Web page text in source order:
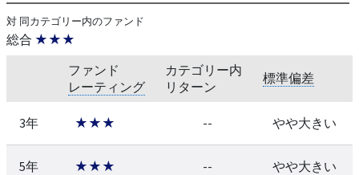
対 同カテゴリー内のファンド
総合 ★★★
ファンド
レーティング
カテゴリー内
リターン
標準偏差
3年 ★★★ -- やや大きい
5年 ★★★ -- やや大きい